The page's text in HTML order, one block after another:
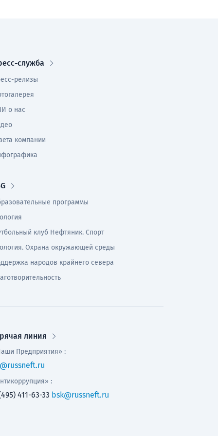
служба
релизы
о нас
компании
программы
клуб Нефтяник. Спорт
Охрана окружающей среды
народов крайнего севера
линия
Предприятия» :
:
411-63-33 bsk@russneft.ru